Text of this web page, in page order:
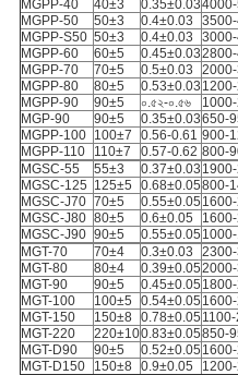
MGPP-40 40±3 0.35±0.03
MGPP-50
50±3 0.4±0.03
MGPP-S50 50±3 0.4±0.03
MGPP-60
60±5 0.45±0.03
MGPP-70
70±5 0.5±0.03
MGPP-80
80±5 0.53±0.03
MGPP-90
90±5 ০.৫২-০.৫৬
MGP-90
90±5 0.35±0.03650-
MGPP-100 100±7 0.56-0.61 900-
MGPP-110
110±7 0.57-0.62 800-
MGSC-55
55±3 0.37±0.03
MGSC-125 125±5 0.68±0.05800-
MGSC-J70 70±5 0.55±0.05
MGSC-J80 80±5 0.6±0.05
MGSC-J90 90±5 0.55±0.05
MGT-70
70±4 0.3±0.03
MGT-80
80±4 0.39±0.05
MGT-90
90±5 0.45±0.05
MGT-100
100±5 0.54±0.05
MGT-150
150±8 0.78±0.05
MGT-220
220±100.83±0.05850-
MGT-D90
90±5 0.52±0.05
MGT-D150
150±8 0.9±0.05